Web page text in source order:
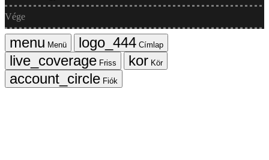
Vége
Menü
Címlap
Friss
Kör
Fiók